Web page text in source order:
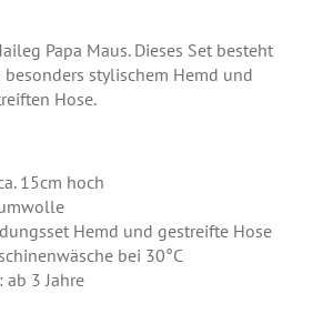
Papa Maus. Dieses Set besteht
stylischem Hemd und
Hose.
15cm hoch
Hemd und gestreifte Hose
bei 30°C
ab 3 Jahre